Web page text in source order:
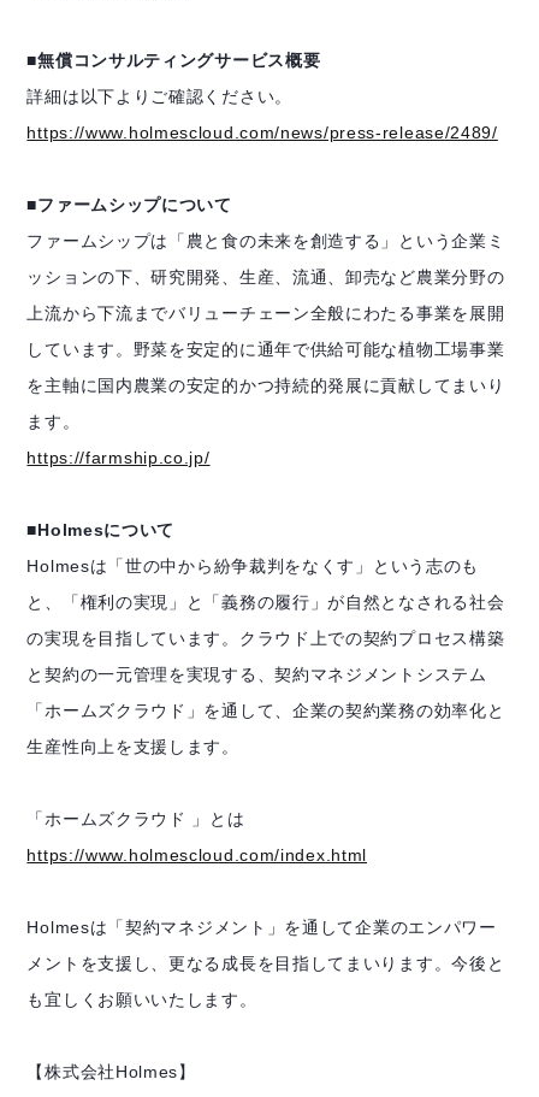
■無償コンサルティングサービス概要
詳細は以下よりご確認ください。
https://www.holmescloud.com/news/press-release/2489/
■ファームシップについて
ファームシップは「農と食の未来を創造する」という企業ミ
ッションの下、研究開発、生産、流通、卸売など農業分野の
上流から下流までバリューチェーン全般にわたる事業を展開
しています。野菜を安定的に通年で供給可能な植物工場事業
を主軸に国内農業の安定的かつ持続的発展に貢献してまいり
ます。
https://farmship.co.jp/
■Holmesについて
Holmesは「世の中から紛争裁判をなくす」という志のも
と、「権利の実現」と「義務の履行」が自然となされる社会
の実現を目指しています。クラウド上での契約プロセス構築
と契約の一元管理を実現する、契約マネジメントシステム
「ホームズクラウド」を通して、企業の契約業務の効率化と
生産性向上を支援します。
「ホームズクラウド 」とは
https://www.holmescloud.com/index.html
Holmesは「契約マネジメント」を通して企業のエンパワー
メントを支援し、更なる成長を目指してまいります。今後と
も宜しくお願いいたします。
【株式会社Holmes】